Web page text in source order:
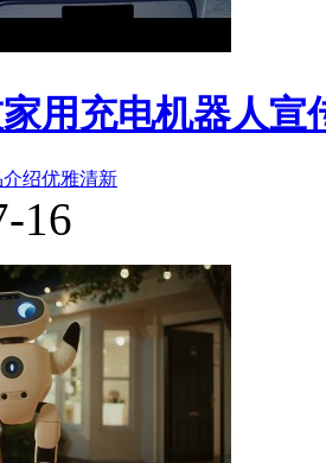
用充电机器人宣
绍优雅清新
16